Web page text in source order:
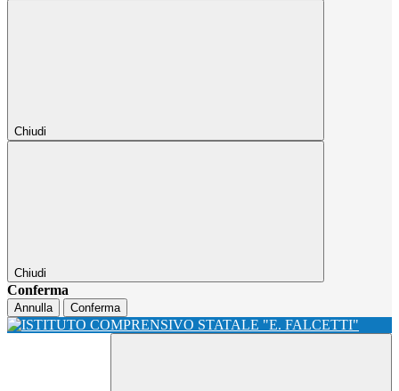
Chiudi
Chiudi
Conferma
Annulla Conferma